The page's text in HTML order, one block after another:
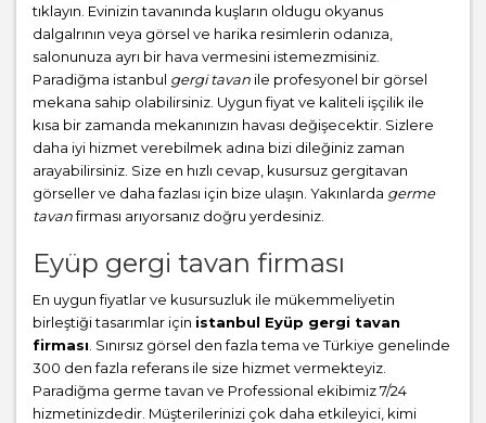
tıklayın. Evinizin tavanında kuşların oldugu okyanus
dalgalrının veya görsel ve harika resimlerin odanıza,
salonunuza ayrı bir hava vermesini istemezmisiniz.
Paradiğma istanbul gergi tavan ile profesyonel bir görsel
mekana sahip olabilirsiniz. Uygun fiyat ve kaliteli işçilik ile
kısa bir zamanda mekanınızın havası değişecektir. Sizlere
daha iyi hizmet verebilmek adına bizi dileğiniz zaman
arayabilirsiniz. Size en hızlı cevap, kusursuz gergitavan
görseller ve daha fazlası için bize ulaşın. Yakınlarda germe
tavanfirması arıyorsanız doğru yerdesiniz.
Eyüp gergi tavan firması
En uygun fiyatlar ve kusursuzluk ile mükemmeliyetin
birleştiği tasarımlar için istanbul Eyüp gergi tavan
firması . Sınırsız görsel den fazla tema ve Türkiye genelinde
300 den fazla referans ile size hizmet vermekteyiz.
Paradiğma germe tavan ve Professional ekibimiz 7/24
hizmetinizdedir. Müşterilerinizi çok daha etkileyici, kimi